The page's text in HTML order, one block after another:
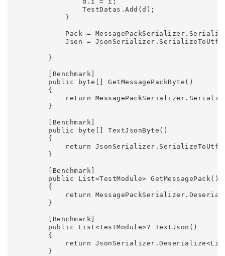
                TestDatas.Add(d);
            }
Pack =
Json =
        }
        [Benchmark]
        public byte[] GetMessagePackByte()
        {
return
        }
        [Benchmark]
        public byte[] TextJsonByte()
        {
return
        }
        [Benchmark]
        public List<TestModule> GetMessagePack()
        {
return
        }
        [Benchmark]
        public List<TestModule>? TextJson()
        {
return
        }